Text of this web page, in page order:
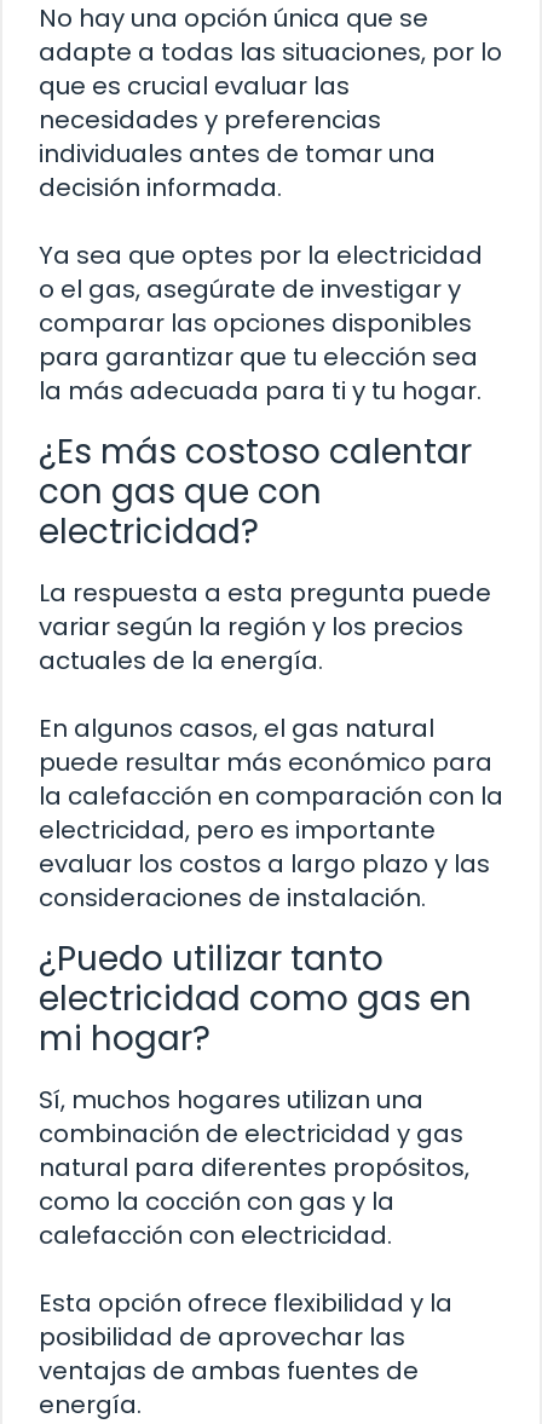
No hay una opción única que se
adapte a todas las situaciones, por lo
que es crucial evaluar las
necesidades y preferencias
individuales antes de tomar una
decisión informada.
Ya sea que optes por la electricidad
o el gas, asegúrate de investigar y
comparar las opciones disponibles
para garantizar que tu elección sea
la más adecuada para ti y tu hogar.
¿Es más costoso calentar
con gas que con
electricidad?
La respuesta a esta pregunta puede
variar según la región y los precios
actuales de la energía.
En algunos casos, el gas natural
puede resultar más económico para
la calefacción en comparación con la
electricidad, pero es importante
evaluar los costos a largo plazo y las
consideraciones de instalación.
¿Puedo utilizar tanto
electricidad como gas en
mi hogar?
Sí, muchos hogares utilizan una
combinación de electricidad y gas
natural para diferentes propósitos,
como la cocción con gas y la
calefacción con electricidad.
Esta opción ofrece flexibilidad y la
posibilidad de aprovechar las
ventajas de ambas fuentes de
energía.